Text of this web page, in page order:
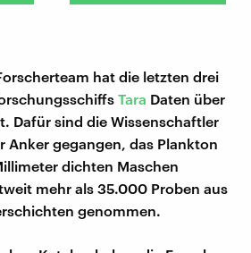
hat die letzten drei
Tara Daten über
Dafür sind die Wissenschaftler
Anker gegangen, das Plankton
dichten Maschen
mehr als 35.000 Proben aus
genommen.